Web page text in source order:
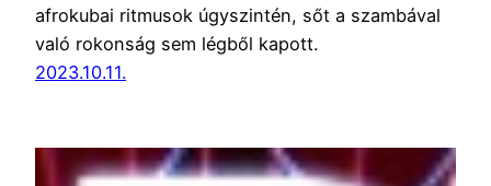
afrokubai ritmusok úgyszintén, sőt a szambával
való rokonság sem légből kapott.
2023.10.11.